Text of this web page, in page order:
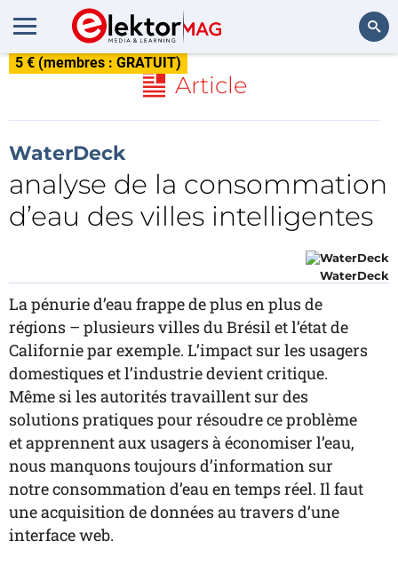
5 € (membres : GRATUIT)
Article
WaterDeck
analyse de la consommation
d’eau des villes intelligentes
WaterDeck
La pénurie d’eau frappe de plus en plus de
régions – plusieurs villes du Brésil et l’état de
Californie par exemple. L’impact sur les usagers
domestiques et l’industrie devient critique.
Même si les autorités travaillent sur des
solutions pratiques pour résoudre ce problème
et apprennent aux usagers à économiser l’eau,
nous manquons toujours d’information sur
notre consommation d’eau en temps réel. Il faut
une acquisition de données au travers d’une
interface web.